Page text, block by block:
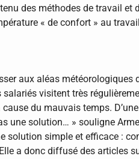
des méthodes de travail et
« de confort » au
aux aléas
visitent très
du mauvais temps.
une solution… » souligne
solution simple et efficace :
a donc diffusé des articles